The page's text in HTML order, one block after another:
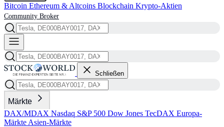
Bitcoin Ethereum & Altcoins Blockchain Krypto-Aktien
Community Broker
Schließen
Märkte
DAX/MDAX Nasdaq S&P 500 Dow Jones TecDAX Europa-
Märkte Asien-Märkte